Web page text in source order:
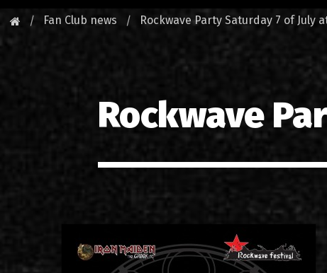
Fan
Fan Club news Rockwave Party Saturday 7 of July
Rockwave